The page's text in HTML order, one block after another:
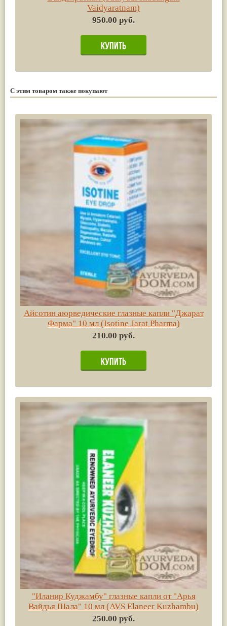
Vaidyaratnam)
950.00 руб.
С этим товаром также покупают
Айсотин аюрведические глазные капли "Джарат
Фарма" 10 мл (Isotine Jarat Pharma)
210.00 руб.
"Иланир Куджамбу" глазные капли от "Арья
Вайдья Шала" 10 мл (AVS Elaneer Kuzhambu)
250.00 руб.